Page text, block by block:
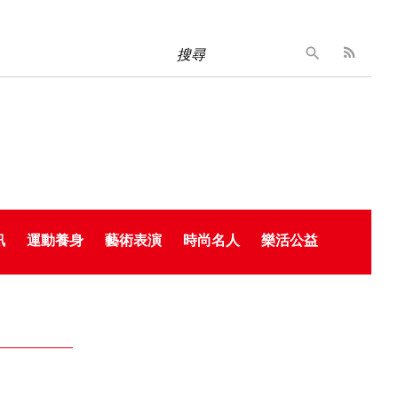
搜尋
運動養身 藝術表演 時尚名人 樂活公益